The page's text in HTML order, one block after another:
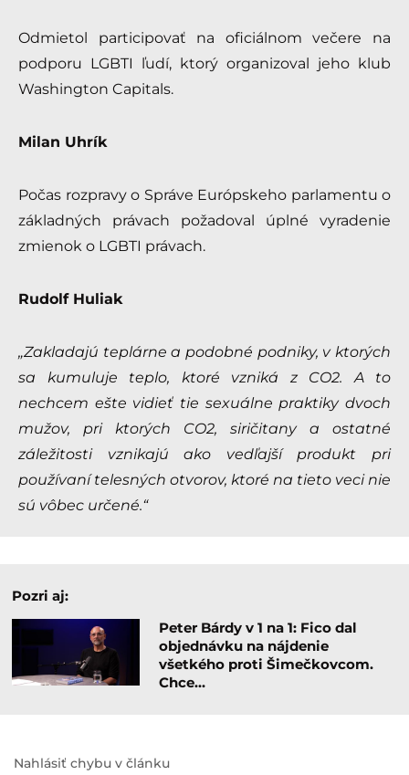
Odmietol participovať na oficiálnom večere na
podporu LGBTI ľudí, ktorý organizoval jeho klub
Washington Capitals.
Milan Uhrík
Počas rozpravy o Správe Európskeho parlamentu o
základných právach požadoval úplné vyradenie
zmienok o LGBTI právach.
Rudolf Huliak
„Zakladajú teplárne a podobné podniky, v ktorých
sa kumuluje teplo, ktoré vzniká z CO2. A to
nechcem ešte vidieť tie sexuálne praktiky dvoch
mužov, pri ktorých CO2, siričitany a ostatné
záležitosti vznikajú ako vedľajší produkt pri
používaní telesných otvorov, ktoré na tieto veci nie
sú vôbec určené.“
Pozri aj:
Peter Bárdy v 1 na 1: Fico dal
objednávku na nájdenie
všetkého proti Šimečkovcom.
Chce…
Nahlásiť chybu v článku